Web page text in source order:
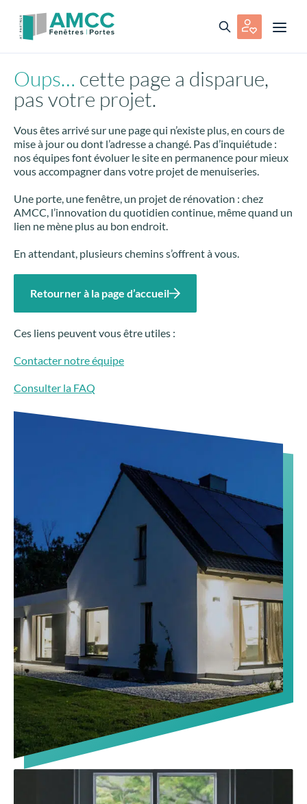
Oups… cette page a disparue,
pas votre projet.
Vous êtes arrivé sur une page qui n’existe plus, en cours de
mise à jour ou dont l’adresse a changé. Pas d’inquiétude :
nos équipes font évoluer le site en permanence pour mieux
vous accompagner dans votre projet de menuiseries.
Une porte, une fenêtre, un projet de rénovation : chez
AMCC, l’innovation du quotidien continue, même quand un
lien ne mène plus au bon endroit.
En attendant, plusieurs chemins s’offrent à vous.
Retourner à la page d’accueil
Ces liens peuvent vous être utiles :
Contacter notre équipe
Consulter la FAQ